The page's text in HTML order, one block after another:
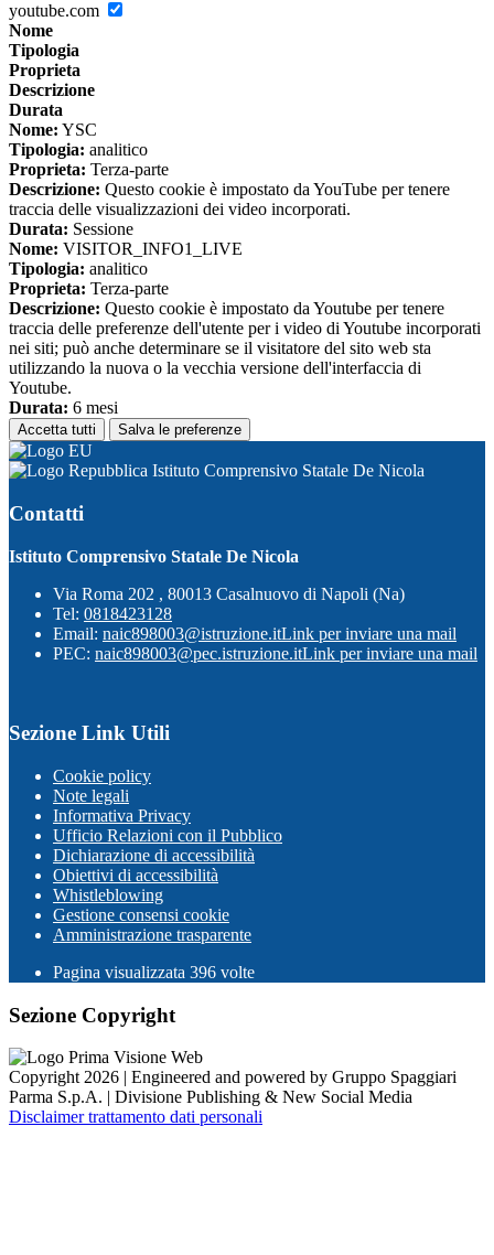
youtube.com
Nome
Tipologia
Proprieta
Descrizione
Durata
Nome: YSC
Tipologia: analitico
Proprieta: Terza-parte
Descrizione: Questo cookie è impostato da YouTube per tenere
traccia delle visualizzazioni dei video incorporati.
Durata: Sessione
Nome: VISITOR_INFO1_LIVE
Tipologia: analitico
Proprieta: Terza-parte
Descrizione: Questo cookie è impostato da Youtube per tenere
traccia delle preferenze dell'utente per i video di Youtube incorporati
nei siti; può anche determinare se il visitatore del sito web sta
utilizzando la nuova o la vecchia versione dell'interfaccia di
Youtube.
Durata: 6 mesi
Accetta tutti Salva le preferenze
Istituto Comprensivo Statale De Nicola
Contatti
Istituto Comprensivo Statale De Nicola
Via Roma 202 , 80013 Casalnuovo di Napoli (Na)
Tel: 0818423128
Email: naic898003@istruzione.itLink per inviare una mail
PEC: naic898003@pec.istruzione.itLink per inviare una mail
Sezione Link Utili
Cookie policy
Note legali
Informativa Privacy
Ufficio Relazioni con il Pubblico
Dichiarazione di accessibilità
Obiettivi di accessibilità
Whistleblowing
Gestione consensi cookie
Amministrazione trasparente
Pagina visualizzata 396 volte
Sezione Copyright
Copyright 2026 | Engineered and powered by Gruppo Spaggiari
Parma S.p.A. | Divisione Publishing & New Social Media
Disclaimer trattamento dati personali